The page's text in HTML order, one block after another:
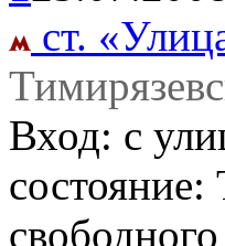
ст.
Вход: с